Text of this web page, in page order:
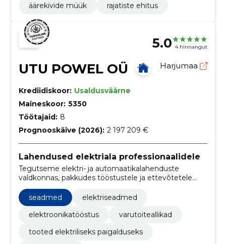
äärekivide müük
rajatiste ehitus
5.0 4 hinnangut
UTU POWEL OÜ Harjumaa
Krediidiskoor: Usaldusväärne
Maineskoor: 5350
Töötajaid: 8
Prognooskäive (2026): 2 197 209 €
Lahendused elektriala professionaalidele
Tegutseme elektri- ja automaatikalahenduste
valdkonnas, pakkudes tööstustele ja ettevõtetele
parimaid tehnoloogilisi lahendusi.
seadmed
elektriseadmed
elektroonikatööstus
varutoiteallikad
tooted elektriliseks paigalduseks